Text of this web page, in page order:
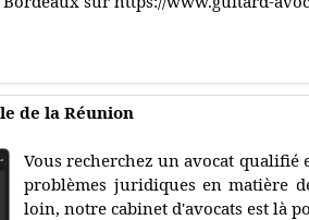
de la Réunion
Vous recherchez un avocat
problèmes juridiques en matière
loin, notre cabinet d'avocats est là